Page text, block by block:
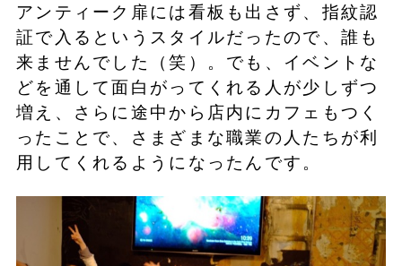
アンティーク扉には看板も出さず、指紋認
証で入るというスタイルだったので、誰も
来ませんでした（笑）。でも、イベントな
どを通して面白がってくれる人が少しずつ
増え、さらに途中から店内にカフェもつく
ったことで、さまざまな職業の人たちが利
用してくれるようになったんです。